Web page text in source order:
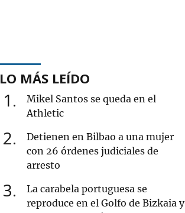
LO MÁS LEÍDO
1
Mikel Santos se queda en el
Athletic
2
Detienen en Bilbao a una mujer
con 26 órdenes judiciales de
arresto
3
La carabela portuguesa se
reproduce en el Golfo de Bizkaia y